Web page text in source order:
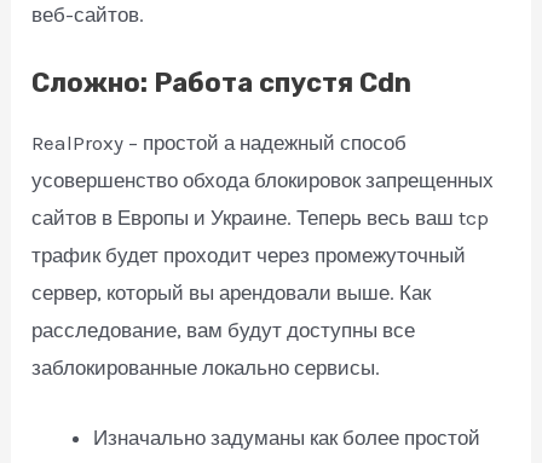
веб-сайтов.
Сложно: Работа спустя Cdn
RealProxy – простой а надежный способ
усовершенство обхода блокировок запрещенных
сайтов в Европы и Украине. Теперь весь ваш tcp
трафик будет проходит через промежуточный
сервер, который вы арендовали выше. Как
расследование, вам будут доступны все
заблокированные локально сервисы.
Изначально задуманы как более простой